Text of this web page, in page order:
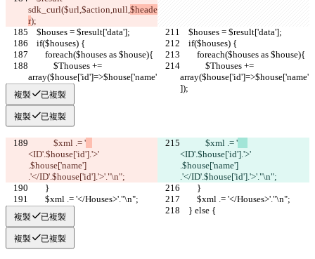
sdk_curl($url,$action,null,$heade
r);
    $houses = $result['data'];
    $houses = $result['data'];
    if($houses) {
    if($houses) {
        foreach($houses as $house){
        foreach($houses as $house){
array($house['id']=>$house['name'
]);
array($house['id']=>$house['name'
]);
複製 已複製
複製 已複製
            $xml .= '
<ID'.$house['id'].'>'
.$house['name']
.'</ID'.$house['id'].'>'."\n";
            $xml .= '
<ID'.$house['id'].'>'
.$house['name']
.'</ID'.$house['id'].'>'."\n";
    	}
    	}
    	$xml .= '</Houses>'."\n";
    	$xml .= '</Houses>'."\n";
    } else {
    } else {
複製 已複製
複製 已複製